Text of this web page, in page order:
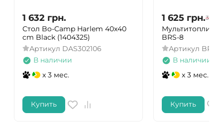
1 632 грн.
Стол Bo-Camp Harlem 40x40
cm Black (1404325)
Артикул DAS302106
В наличии
x 3 мес.
Купить
1 625 грн.3 250
BRS-8
Артикул BRS-8
В наличии
x 3 мес.
Купить